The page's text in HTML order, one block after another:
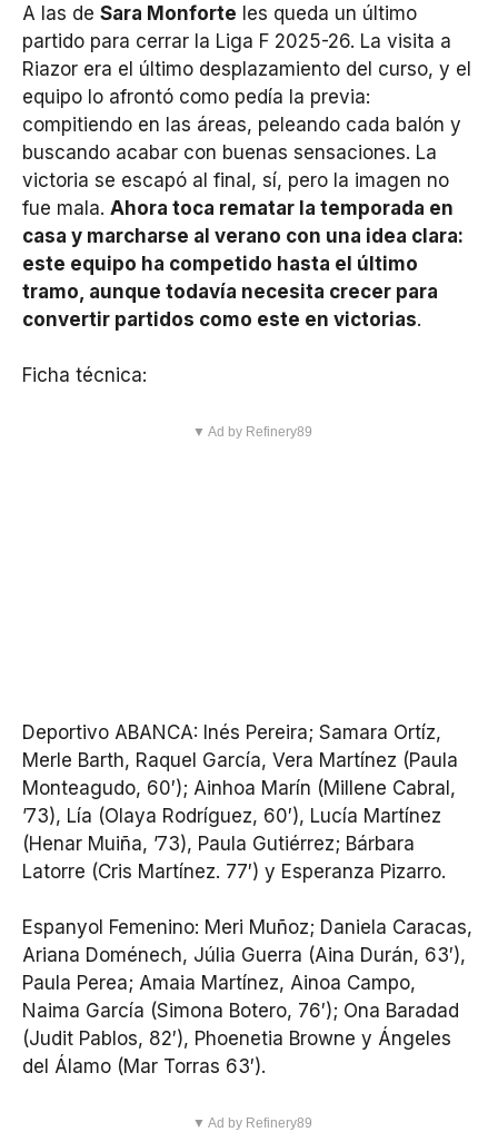
A las de Sara Monforte les queda un último
partido para cerrar la Liga F 2025-26. La visita a
Riazor era el último desplazamiento del curso, y el
equipo lo afrontó como pedía la previa:
compitiendo en las áreas, peleando cada balón y
buscando acabar con buenas sensaciones. La
victoria se escapó al final, sí, pero la imagen no
fue mala. Ahora toca rematar la temporada en
casa y marcharse al verano con una idea clara:
este equipo ha competido hasta el último
tramo, aunque todavía necesita crecer para
convertir partidos como este en victorias.
Ficha técnica:
▼ Ad by Refinery89
Deportivo ABANCA: Inés Pereira; Samara Ortíz,
Merle Barth, Raquel García, Vera Martínez (Paula
Monteagudo, 60′); Ainhoa Marín (Millene Cabral,
’73), Lía (Olaya Rodríguez, 60′), Lucía Martínez
(Henar Muiña, ’73), Paula Gutiérrez; Bárbara
Latorre (Cris Martínez. 77′) y Esperanza Pizarro.
Espanyol Femenino: Meri Muñoz; Daniela Caracas,
Ariana Doménech, Júlia Guerra (Aina Durán, 63′),
Paula Perea; Amaia Martínez, Ainoa Campo,
Naima García (Simona Botero, 76′); Ona Baradad
(Judit Pablos, 82′), Phoenetia Browne y Ángeles
del Álamo (Mar Torras 63′).
▼ Ad by Refinery89